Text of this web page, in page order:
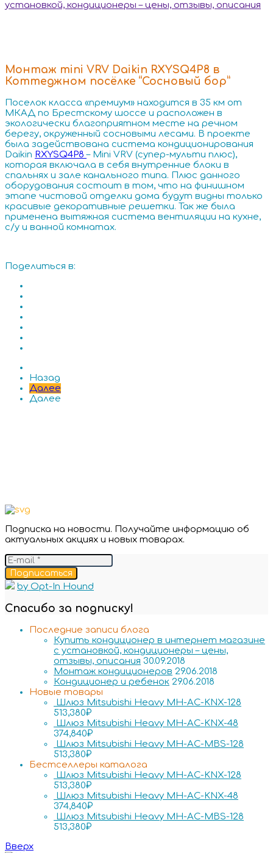
Монтаж mini VRV Daikin RXYSQ4P8 в
Коттеджном посёлке “Сосновый бор”
Поселок класса «премиум» находится в 35 км от
МКАД по Брестскому шоссе и расположен в
экологически благоприятном месте на речном
берегу, окруженный сосновыми лесами. В проекте
была задействована система кондиционирования
Daikin RXYSQ4P8– Mini VRV (супер-мульти плюс),
которая включала в себя внутренние блоки в
спальнях и зале канального типа. Плюс данного
оборудования состоит в том, что на финишном
этапе чистовой отделки дома будут видны только
красивые декоративные решетки. Так же была
применена вытяжная система вентиляции на кухне,
с/у и ванной комнатах.
Поделиться в:
Назад
Далее
Далее
Подписка на новости. Получайте информацию об
актуальных акциях и новых товарах.
Подписаться
by Opt-In Hound
Спасибо за подписку!
Последние записи блога
Купить кондиционер в интернет магазине
с установкой, кондиционеры – цены,
отзывы, описания 30.09.2018
Монтаж кондиционеров 29.06.2018
Кондиционер и ребенок 29.06.2018
Новые товары
Шлюз Mitsubishi Heavy MH-AC-KNX-128
513,380₽
Шлюз Mitsubishi Heavy MH-AC-KNX-48
374,840₽
Шлюз Mitsubishi Heavy MH-AC-MBS-128
513,380₽
Бестселлеры каталога
Шлюз Mitsubishi Heavy MH-AC-KNX-128
513,380₽
Шлюз Mitsubishi Heavy MH-AC-KNX-48
374,840₽
Шлюз Mitsubishi Heavy MH-AC-MBS-128
513,380₽
Вверх